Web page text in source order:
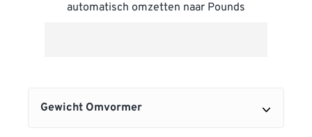
automatisch omzetten naar Pounds